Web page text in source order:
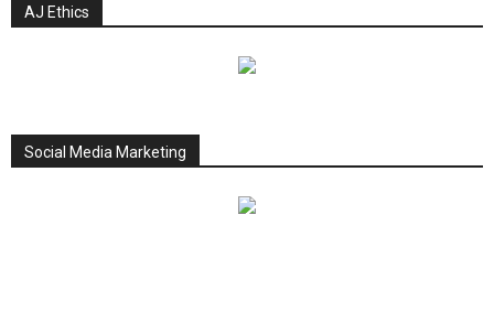
AJ Ethics
Social Media Marketing